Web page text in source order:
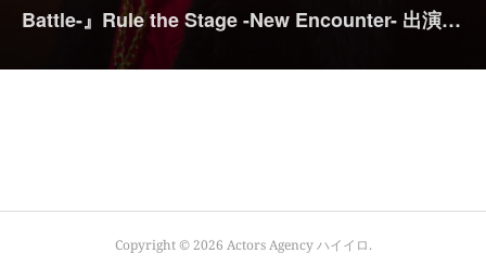
Battle-』Rule the Stage -New Encounter- 出演…
Copyright ©2026 Actors Agency ハイイロ.